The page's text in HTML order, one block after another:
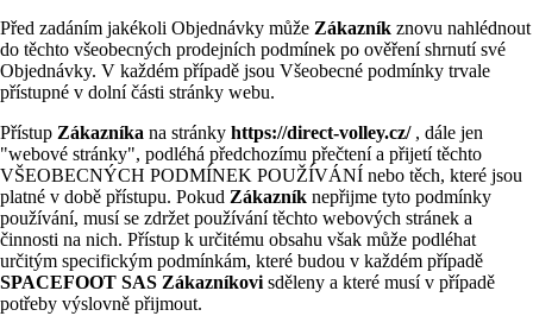
Před zadáním jakékoli Objednávky může Zákazník znovu nahlédnout
do těchto všeobecných prodejních podmínek po ověření shrnutí své
Objednávky. V každém případě jsou Všeobecné podmínky trvale
přístupné v dolní části stránky webu.
Přístup Zákazníka na stránky https://direct-volley.cz/ , dále jen
"webové stránky", podléhá předchozímu přečtení a přijetí těchto
VŠEOBECNÝCH PODMÍNEK POUŽÍVÁNÍ nebo těch, které jsou
platné v době přístupu. Pokud Zákazník nepřijme tyto podmínky
používání, musí se zdržet používání těchto webových stránek a
činnosti na nich. Přístup k určitému obsahu však může podléhat
určitým specifickým podmínkám, které budou v každém případě
SPACEFOOT SAS Zákazníkovi sděleny a které musí v případě
potřeby výslovně přijmout.